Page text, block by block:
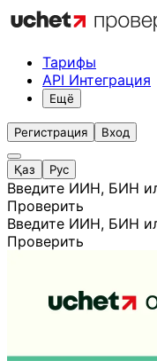
Тарифы
API Интеграция
Ещё
Регистрация Вход
Қаз Рус
Введите ИИН, БИН
Проверить
Введите ИИН, БИН
Проверить